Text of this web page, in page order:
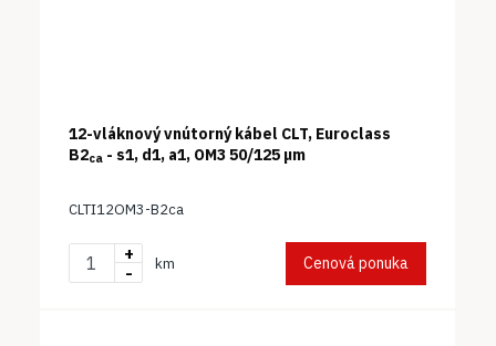
12-vláknový vnútorný kábel CLT, Euroclass
B2ca - s1, d1, a1, OM3 50/125 μm
CLTI12OM3-B2ca
+
-
km Cenová ponuka